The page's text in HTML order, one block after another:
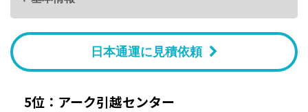
日本通運に見積依頼
5位：アーク引越センター